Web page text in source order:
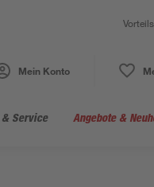
Mein Konto
& Service Angebote &